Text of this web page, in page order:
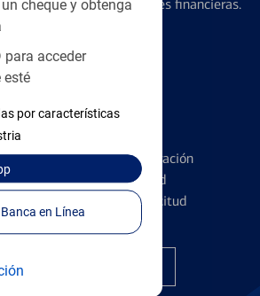
cheque y obtenga
para acceder
esté
por características
Continúe para entrar en la Banca en Línea
con todas sus necesidades financieras.
de Crédito
de la administración
de crédito y la identidad
antes de presentar una solicitud
la tarjeta correcta